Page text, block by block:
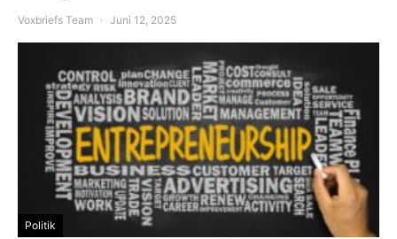
Voxbriefs Team Juni 12, 2025
Politik